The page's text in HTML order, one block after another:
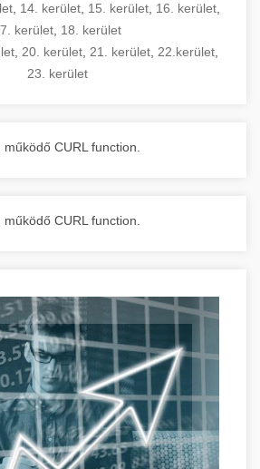
14. kerület 15. kerület 16. kerület
kerület 18. kerület
20. kerület 21. kerület 22.kerület
23. kerület
működő CURL function.
működő CURL function.